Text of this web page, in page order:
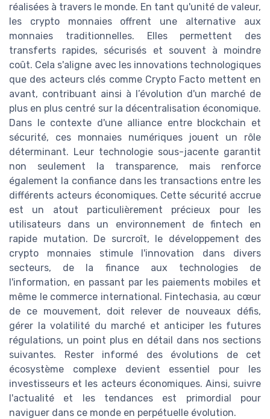
réalisées à travers le monde. En tant qu'unité de valeur,
les crypto monnaies offrent une alternative aux
monnaies traditionnelles. Elles permettent des
transferts rapides, sécurisés et souvent à moindre
coût. Cela s'aligne avec les innovations technologiques
que des acteurs clés comme Crypto Facto mettent en
avant, contribuant ainsi à l’évolution d'un marché de
plus en plus centré sur la décentralisation économique.
Dans le contexte d'une alliance entre blockchain et
sécurité, ces monnaies numériques jouent un rôle
déterminant. Leur technologie sous-jacente garantit
non seulement la transparence, mais renforce
également la confiance dans les transactions entre les
différents acteurs économiques. Cette sécurité accrue
est un atout particulièrement précieux pour les
utilisateurs dans un environnement de fintech en
rapide mutation. De surcroît, le développement des
crypto monnaies stimule l'innovation dans divers
secteurs, de la finance aux technologies de
l'information, en passant par les paiements mobiles et
même le commerce international. Fintechasia, au cœur
de ce mouvement, doit relever de nouveaux défis,
gérer la volatilité du marché et anticiper les futures
régulations, un point plus en détail dans nos sections
suivantes. Rester informé des évolutions de cet
écosystème complexe devient essentiel pour les
investisseurs et les acteurs économiques. Ainsi, suivre
l'actualité et les tendances est primordial pour
naviguer dans ce monde en perpétuelle évolution.